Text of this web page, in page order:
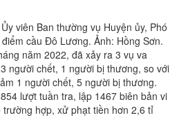
viên Ban thường vụ Huyện ủy, Phó
cầu Đô Lương. Ảnh: Hồng Sơn.
năm 2022, đã xảy ra 3 vụ va
người chết, 1 người bị thương, so với
1 người chết, 5 người bị thương.
lượt tuần tra, lập 1467 biên bản vi
hợp, xử phạt tiền hơn 2,6 tỉ